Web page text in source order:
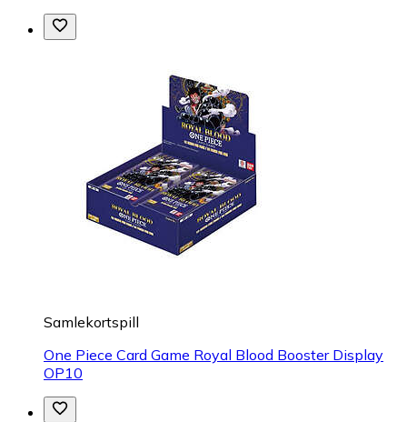
Samlekortspill
One Piece Card Game Royal Blood Booster Display
OP10